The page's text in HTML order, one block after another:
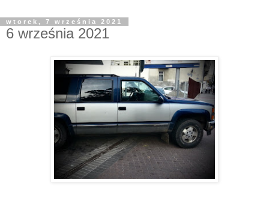
wtorek, 7 września 2021
6 września 2021